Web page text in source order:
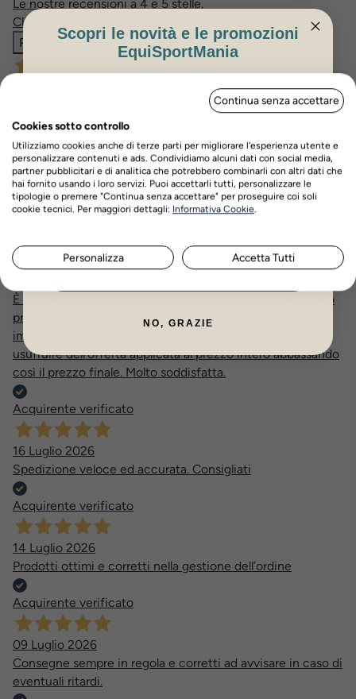
Le nostre recensioni a 4 e 5 stelle.
Clicca qui per leggerle tutte >
Precedente
Successivo
Acquirente verificato
24 Luglio 2026
Ottimo molto veloci e efficenti
È la prima volta che acquisto su questo sito, non ho avuto
problemi, nel giro di una settimana ho ricevuto tutto
imballato con cura. Il prodotto è ottimo e sono riuscita ad
usufruire dell'offerta applicata al prezzo intero abbassando
così il prezzo finale. Molto soddisfatta.
Acquirente verificato
16 Luglio 2026
Spedizione veloce ed accurata. Consigliati
Acquirente verificato
14 Luglio 2026
Prodotti ottimi e corretti nella gestione dell’ordine
Acquirente verificato
09 Luglio 2026
Consegne sempre in regola e corretti ad avvisare in caso di
eventuali ritardi.
Scopri le novità e le promozioni
EquiSportMania
ISCRIVITI PER OTTENERE IL 5%
DI SCONTO
Nome Cognome
NO, GRAZIE
Continua senza accettare
Cookies sotto controllo
Utilizziamo cookies anche di terze parti per migliorare l'esperienza utente e
personalizzare contenuti e ads. Condividiamo alcuni dati con social media,
partner pubblicitari e di analitica che potrebbero combinarli con altri dati che
hai fornito usando i loro servizi. Puoi accettarli tutti, personalizzare le
tipologie o premere "Continua senza accettare" per proseguire coi soli
cookie tecnici. Per maggiori dettagli: Informativa Cookie
Personalizza Accetta Tutti